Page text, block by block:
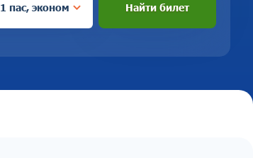
1 пас, эконом Найти билет